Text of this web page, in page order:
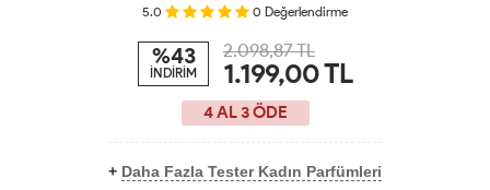
5.0 0 Değerlendirme
%43
İNDİRİM
2.098,87 TL
1.199,00TL
4 AL 3 ÖDE
+ Daha Fazla Tester Kadın Parfümleri